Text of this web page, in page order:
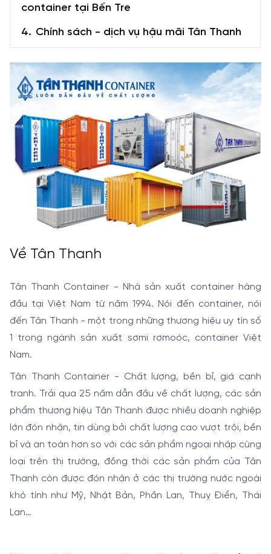
container tại Bến Tre
Chính sách - dịch vụ hậu mãi Tân Thanh
Về Tân Thanh
Tân Thanh Container - Nhà sản xuất container hàng
đầu tại Việt Nam từ năm 1994. Nói đến container, nói
đến Tân Thanh - một trong những thương hiệu uy tín số
1 trong ngành sản xuất sơmi rơmoóc, container Việt
Nam.
Tân Thanh Container - Chất lượng, bền bỉ, giá cạnh
tranh. Trải qua 25 năm dẫn đầu về chất lượng, các sản
phẩm thương hiệu Tân Thanh được nhiều doanh nghiệp
lớn đón nhận, tin dùng bởi chất lượng cao vượt trội, bền
bỉ và an toàn hơn so với các sản phẩm ngoại nhập cùng
loại trên thị trường, đồng thời các sản phẩm của Tân
Thanh còn được đón nhận ở các thị trường nước ngoài
khó tính như Mỹ, Nhật Bản, Phần Lan, Thuỵ Điển, Thái
Lan…